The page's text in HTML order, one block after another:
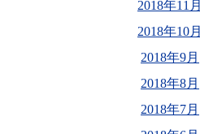
2018年11月
2018年10月
2018年9月
2018年8月
2018年7月